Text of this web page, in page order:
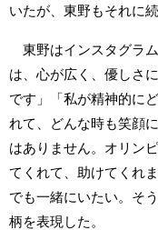
いたが、東野もそれに
東野はインスタグラ
は、心が広く、優しさ
です」「私が精神的に
れて、どんな時も笑顔
はありません。オリン
てくれて、助けてくれ
でも一緒にいたい。そ
柄を表現した。